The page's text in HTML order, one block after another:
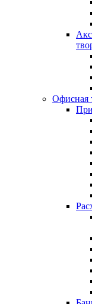
Офисная